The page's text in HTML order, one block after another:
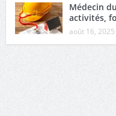
Médecin
activités,
août 16, 2025